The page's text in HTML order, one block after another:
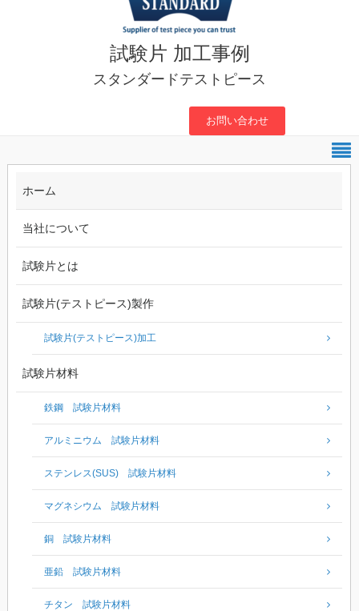
試験片 加工事例
スタンダードテストピース
お問い合わせ
ホーム
当社について
試験片とは
試験片(テストピース)製作
試験片(テストピース)加工
試験片材料
鉄鋼 試験片材料
アルミニウム 試験片材料
ステンレス(SUS) 試験片材料
マグネシウム 試験片材料
銅 試験片材料
亜鉛 試験片材料
チタン 試験片材料